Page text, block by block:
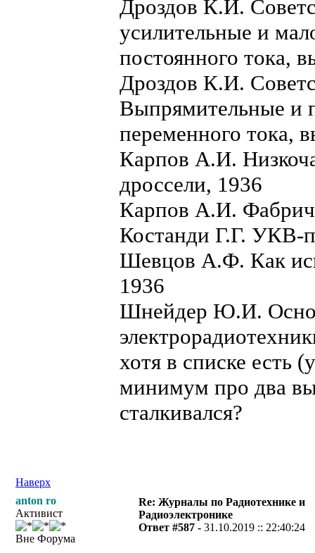
Дроздов К.И.
усилительные и
постоянного тока,
Дроздов К.И.
Выпрямительные и
переменного тока,
Карпов А.И.
дроссели, 1936
Карпов А.И.
Костанди Г.Г. УКВ-
Шевцов А.Ф. Как
1936
Шнейдер Ю.И.
хотя в списке есть
минимум про два
сталкивался?
Наверх
anton ro
Активист
Вне Форума
Re: Журналы по Радиотехнике и
Радиоэлектронике
Ответ #587 -31.10.2019 :: 22:40:24